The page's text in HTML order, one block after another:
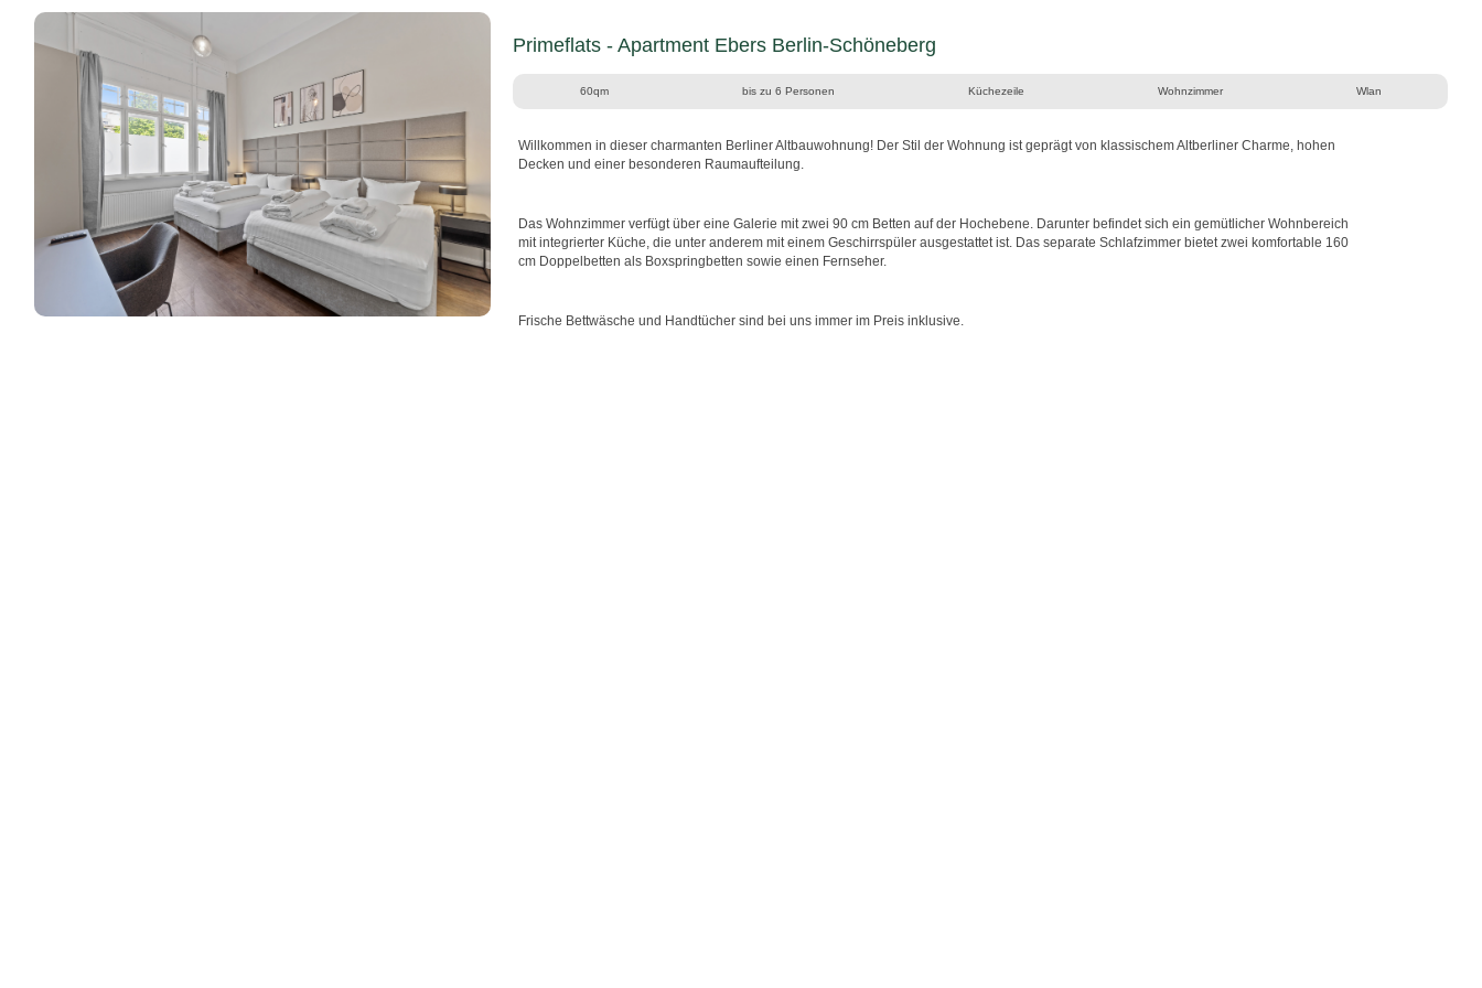
Primeflats - Apartment Ebers Berlin-Schöneberg
60qm bis zu 6 Personen Küchezeile Wohnzimmer Wlan
Willkommen in dieser charmanten Berliner Altbauwohnung! Der Stil der Wohnung ist geprägt von klassischem Altberliner Charme, hohen
Decken und einer besonderen Raumaufteilung.
Das Wohnzimmer verfügt über eine Galerie mit zwei 90 cm Betten auf der Hochebene. Darunter befindet sich ein gemütlicher Wohnbereich
mit integrierter Küche, die unter anderem mit einem Geschirrspüler ausgestattet ist. Das separate Schlafzimmer bietet zwei komfortable 160
cm Doppelbetten als Boxspringbetten sowie einen Fernseher.
Frische Bettwäsche und Handtücher sind bei uns immer im Preis inklusive.